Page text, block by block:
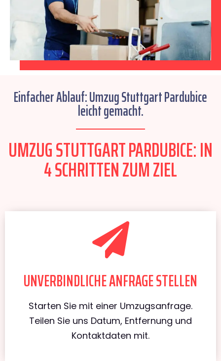
Einfacher Ablauf: Umzug Stuttgart Pardubice
leicht gemacht.
UMZUG STUTTGART PARDUBICE: IN
4 SCHRITTEN ZUM ZIEL
UNVERBINDLICHE ANFRAGE STELLEN
Starten Sie mit einer Umzugsanfrage.
Teilen Sie uns Datum, Entfernung und
Kontaktdaten mit.